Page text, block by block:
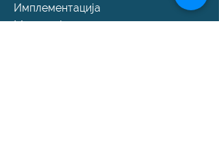
Имплементација
Миграција на податоци